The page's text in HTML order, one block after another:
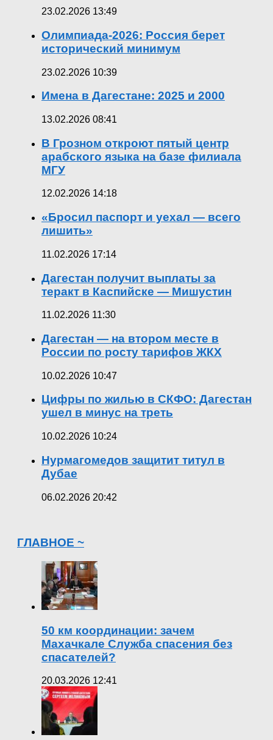
23.02.2026 13:49
Олимпиада-2026: Россия берет
исторический минимум
23.02.2026 10:39
Имена в Дагестане: 2025 и 2000
13.02.2026 08:41
В Грозном откроют пятый центр
арабского языка на базе филиала
МГУ
12.02.2026 14:18
«Бросил паспорт и уехал — всего
лишить»
11.02.2026 17:14
Дагестан получит выплаты за
теракт в Каспийске — Мишустин
11.02.2026 11:30
Дагестан — на втором месте в
России по росту тарифов ЖКХ
10.02.2026 10:47
Цифры по жилью в СКФО: Дагестан
ушел в минус на треть
10.02.2026 10:24
Нурмагомедов защитит титул в
Дубае
06.02.2026 20:42
ГЛАВНОЕ ~
50 км координации: зачем
Махачкале Служба спасения без
спасателей?
20.03.2026 12:41